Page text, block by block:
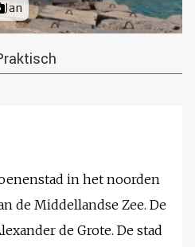
door
Jan
in het noorden
de Middellandse Zee. De
de Grote. De stad